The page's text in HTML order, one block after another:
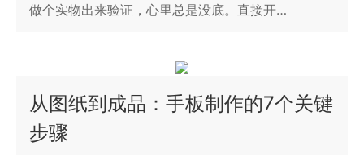
做个实物出来验证，心里总是没底。直接开…
从图纸到成品：手板制作的7个关键
步骤